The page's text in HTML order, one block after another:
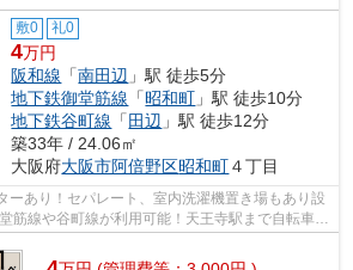
敷0 礼0
4万円
阪和線 「南田辺 」駅 徒歩5分
地下鉄御堂筋線 「昭和町 」駅 徒歩10分
地下鉄谷町線 「 田辺 」駅 徒歩12分
築33年 / 24.06㎡
大阪府大阪市阿倍野区昭和町４丁目
ーあり！セパレート、室内洗濯機置き場もあり設